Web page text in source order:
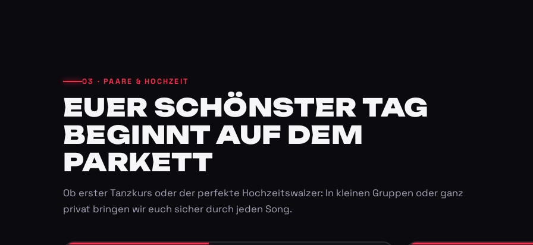
03 · PAARE & HOCHZEIT
EUER SCHÖNSTER TAG
BEGINNT AUF DEM
PARKETT
Ob erster Tanzkurs oder der perfekte Hochzeitswalzer: In kleinen Gruppen oder ganz
privat bringen wir euch sicher durch jeden Song.